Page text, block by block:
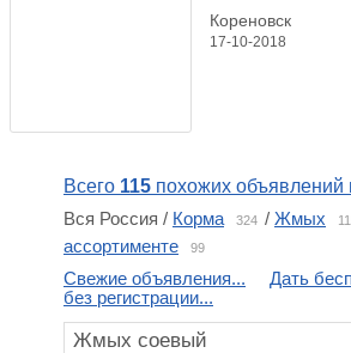
Кореновск
17-10-2018
Всего 115 похожих
Вся Россия / Корма 324 / Жмых
ассортименте
99
Свежие объявления...
Дать
без регистрации...